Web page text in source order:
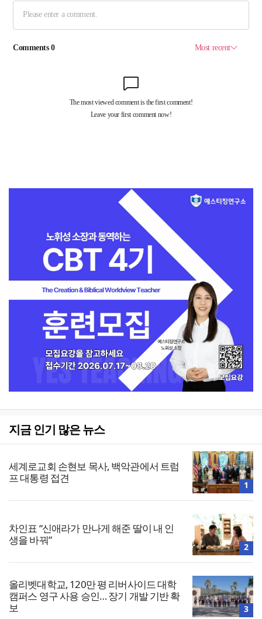
지금 인기 많은 뉴스
세계로교회 손현보 목사, 백악관에서 트럼
프 대통령 접견
1
차인표 “신애라가 만나게 해준 딸이 내 인
생을 바꿔”
2
올리벳대학교, 120만 평 리버사이드 대학
캠퍼스 영구 사용 승인… 장기 개발 기반 확
보
3